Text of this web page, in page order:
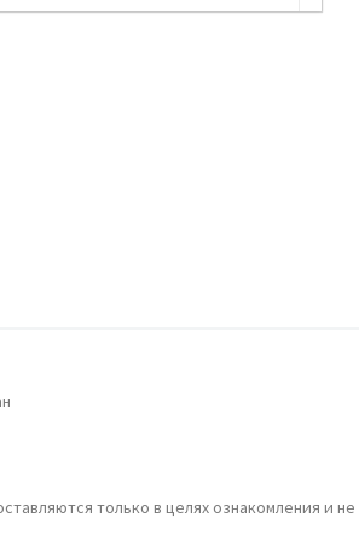
только в целях ознакомления и